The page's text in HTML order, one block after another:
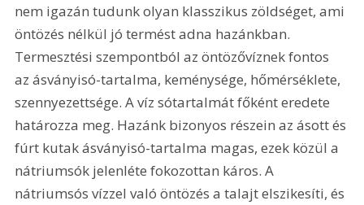
nem igazán tudunk olyan klasszikus zöldséget, ami
öntözés nélkül jó termést adna hazánkban.
Termesztési szempontból az öntözővíznek fontos
az ásványisó-tartalma, keménysége, hőmérséklete,
szennyezettsége. A víz sótartalmát főként eredete
határozza meg. Hazánk bizonyos részein az ásott és
fúrt kutak ásványisó-tartalma magas, ezek közül a
nátriumsók jelenléte fokozottan káros. A
nátriumsós vízzel való öntözés a talajt elszikesíti, és